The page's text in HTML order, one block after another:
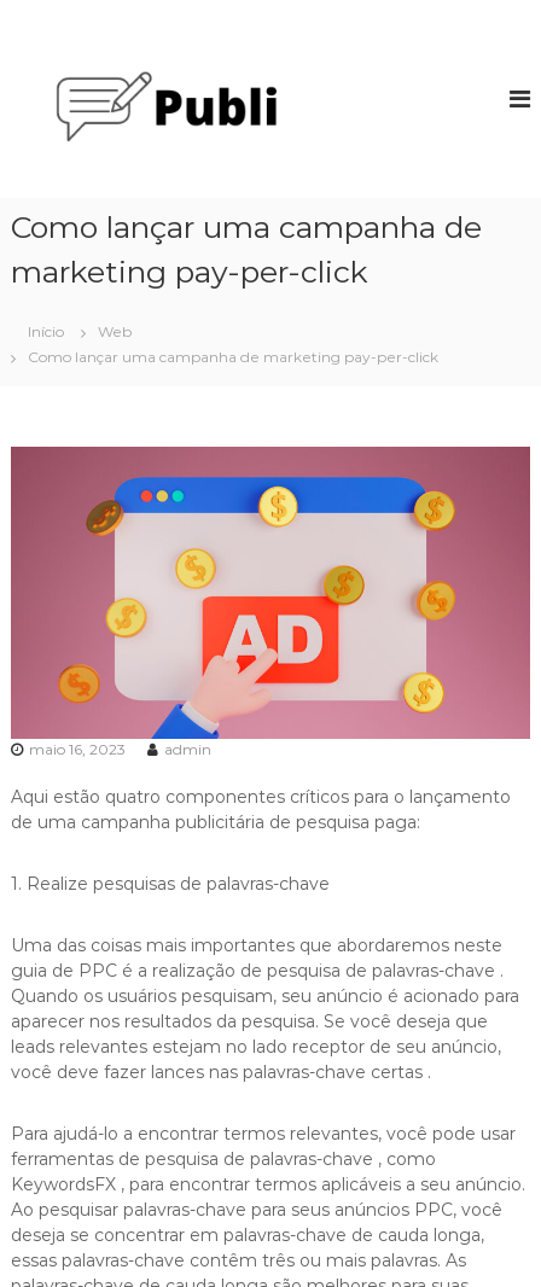
o
g
Como lançar uma campanha de
marketing pay-per-click
Início
Web
Como lançar uma campanha de marketing pay-per-click
maio 16, 2023 admin
Aqui estão quatro componentes críticos para o lançamento
de uma campanha publicitária de pesquisa paga:
1. Realize pesquisas de palavras-chave
Uma das coisas mais importantes que abordaremos neste
guia de PPC é a realização de pesquisa de palavras-chave .
Quando os usuários pesquisam, seu anúncio é acionado para
aparecer nos resultados da pesquisa. Se você deseja que
leads relevantes estejam no lado receptor de seu anúncio,
você deve fazer lances nas palavras-chave certas .
Para ajudá-lo a encontrar termos relevantes, você pode usar
ferramentas de pesquisa de palavras-chave , como
KeywordsFX , para encontrar termos aplicáveis a seu anúncio.
Ao pesquisar palavras-chave para seus anúncios PPC, você
deseja se concentrar em palavras-chave de cauda longa,
essas palavras-chave contêm três ou mais palavras. As